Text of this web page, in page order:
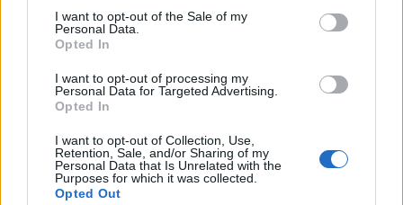
consent section.
I want to opt-out of the Sale of my
Personal Data.
Opted In
I want to opt-out of processing my
Personal Data for Targeted Advertising.
Opted In
I want to opt-out of Collection, Use,
Retention, Sale, and/or Sharing of my
Personal Data that Is Unrelated with the
Purposes for which it was collected.
Opted Out